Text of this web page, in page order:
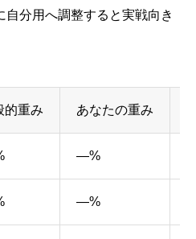
分用へ調整すると実戦向き
的重み あなたの重み
—%
—%